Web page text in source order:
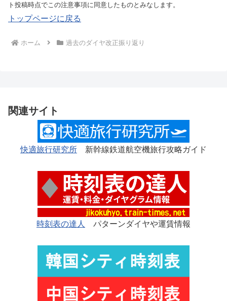
ト投稿時点でこの注意事項に同意したものとみなします。
トップページに戻る
ホーム 過去のダイヤ改正振り返り
関連サイト
快適旅行研究所 新幹線鉄道航空機旅行攻略ガイド
時刻表の達人 パターンダイヤや運賃情報